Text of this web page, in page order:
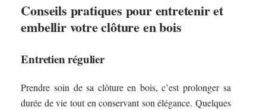
Conseils pratiques pour entretenir et
embellir votre clôture en bois
Entretien régulier
Prendre soin de sa clôture en bois, c’est prolonger sa
durée de vie tout en conservant son élégance. Quelques